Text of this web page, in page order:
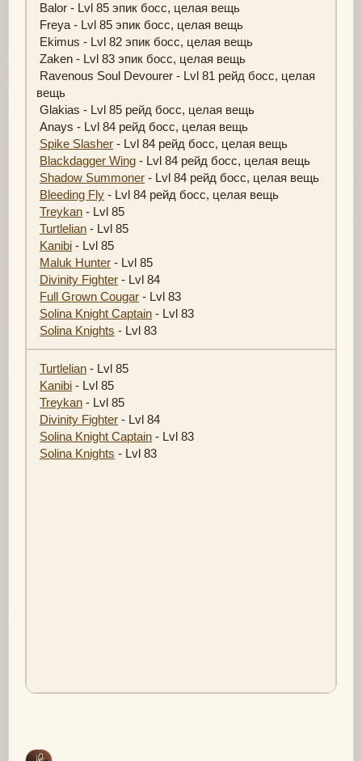
Balor - Lvl 85 эпик босс, целая вещь
Freya - Lvl 85 эпик босс, целая вещь
Ekimus - Lvl 82 эпик босс, целая вещь
Zaken - Lvl 83 эпик босс, целая вещь
Ravenous Soul Devourer - Lvl 81 рейд босс, целая
вещь
Glakias - Lvl 85 рейд босс, целая вещь
Anays - Lvl 84 рейд босс, целая вещь
Spike Slasher - Lvl 84 рейд босс, целая вещь
Blackdagger Wing - Lvl 84 рейд босс, целая вещь
Shadow Summoner - Lvl 84 рейд босс, целая вещь
Bleeding Fly - Lvl 84 рейд босс, целая вещь
Treykan - Lvl 85
Turtlelian - Lvl 85
Kanibi - Lvl 85
Maluk Hunter - Lvl 85
Divinity Fighter - Lvl 84
Full Grown Cougar - Lvl 83
Solina Knight Captain - Lvl 83
Solina Knights - Lvl 83
Turtlelian - Lvl 85
Kanibi - Lvl 85
Treykan - Lvl 85
Divinity Fighter - Lvl 84
Solina Knight Captain - Lvl 83
Solina Knights - Lvl 83